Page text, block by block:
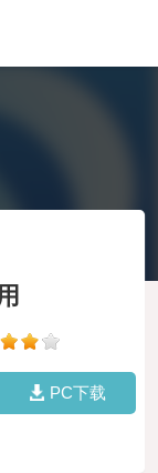
PC下载